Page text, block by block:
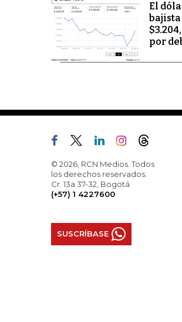
El
bajista
por
© 2026, RCN Medios. Todos
los derechos reservados.
Cr. 13a 37-32, Bogotá
(+57) 1 4227600
SUSCRÍBASE